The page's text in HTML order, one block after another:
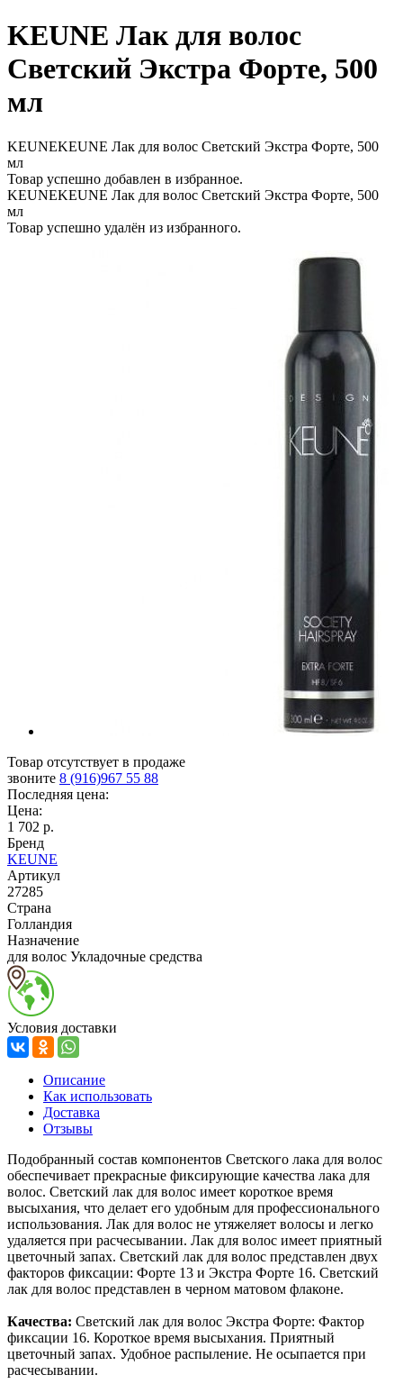
KEUNE Лак для волос
Светский Экстра Форте, 500
мл
KEUNEKEUNE Лак для волос Светский Экстра Форте, 500
мл
Товар успешно добавлен в избранное.
KEUNEKEUNE Лак для волос Светский Экстра Форте, 500
мл
Товар успешно удалён из избранного.
Товар отсутствует в продаже
звоните 8 (916)967 55 88
Последняя цена:
Цена:
1 702 р.
Бренд
KEUNE
Артикул
27285
Страна
Голландия
Назначение
для волос Укладочные средства
Условия доставки
Описание
Как использовать
Доставка
Отзывы
Подобранный состав компонентов Светского лака для волос
обеспечивает прекрасные фиксирующие качества лака для
волос. Светский лак для волос имеет короткое время
высыхания, что делает его удобным для профессионального
использования. Лак для волос не утяжеляет волосы и легко
удаляется при расчесывании. Лак для волос имеет приятный
цветочный запах. Светский лак для волос представлен двух
факторов фиксации: Форте 13 и Экстра Форте 16. Светский
лак для волос представлен в черном матовом флаконе.
Качества: Светский лак для волос Экстра Форте: Фактор
фиксации 16. Короткое время высыхания. Приятный
цветочный запах. Удобное распыление. Не осыпается при
расчесывании.